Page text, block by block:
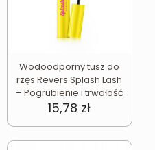
Wodoodporny tusz do
rzęs Revers Splash Lash
– Pogrubienie i trwałość
15,78 zł